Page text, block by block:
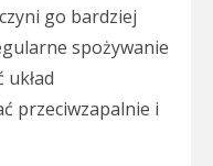
go bardziej
spożywanie
przeciwzapalnie i